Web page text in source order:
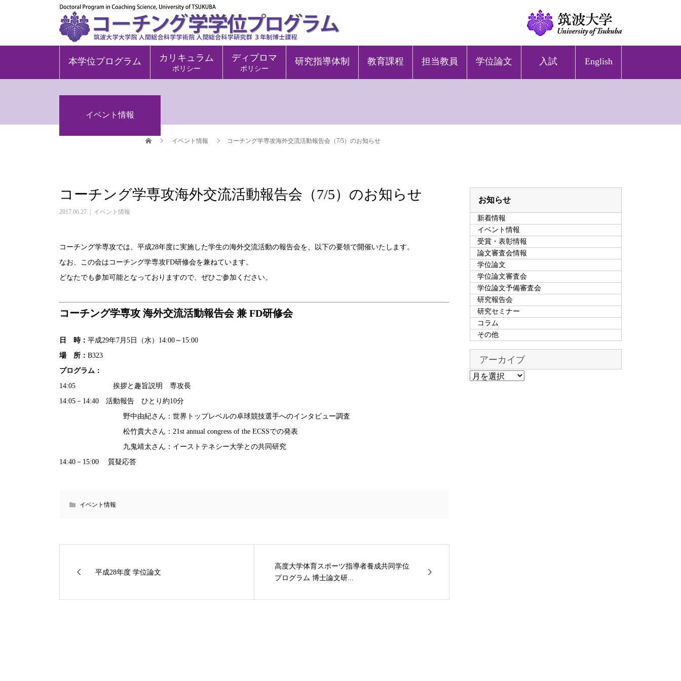
本学位プログラム カリキュラム
ポリシー
ディプロマ
ポリシー
研究指導体制 教育課程 担当教員 学位論文 入試 English
イベント情報
イベント情報 コーチング学専攻海外交流活動報告会（7/5）のお知らせ
コーチング学専攻海外交流活動報告会（7/5）のお知らせ
2017.06.27 イベント情報
コーチング学専攻では、平成28年度に実施した学生の海外交流活動の報告会を、以下の要領で開催いたします。
なお、この会はコーチング学専攻FD研修会を兼ねています。
どなたでも参加可能となっておりますので、ぜひご参加ください。
コーチング学専攻 海外交流活動報告会 兼 FD研修会
日 時： 平成29年7月5日（水）14:00～15:00
場 所： B323
プログラム：
14:05 挨拶と趣旨説明 専攻長
14:05－14:40 活動報告 ひとり約10分
野中由紀さん：世界トップレベルの卓球競技選手へのインタビュー調査
松竹貴大さん：21st annual congress of the ECSSでの発表
九鬼靖太さん：イーストテネシー大学との共同研究
14:40－15:00 質疑応答
イベント情報
平成28年度 学位論文
高度大学体育スポーツ指導者養成共同学位
プログラム 博士論文研...
お知らせ
新着情報
イベント情報
受賞・表彰情報
論文審査会情報
学位論文
学位論文審査会
学位論文予備審査会
研究報告会
研究セミナー
コラム
その他
アーカイブ
ア